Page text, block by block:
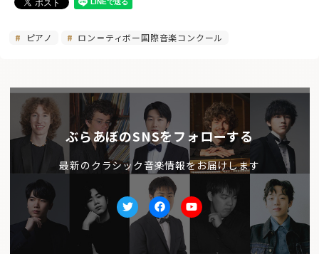
ピアノ ロン＝ティボー国際音楽コンクール
ぶらあぼのSNSをフォローする
最新のクラシック音楽情報をお届けします
TwitterfacebookYoutube